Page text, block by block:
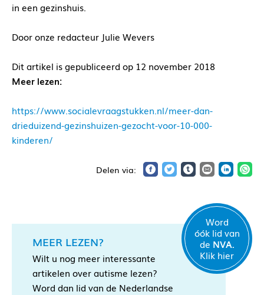
in een gezinshuis.
Door onze redacteur Julie Wevers
Dit artikel is gepubliceerd op 12 november 2018
Meer lezen:
https://www.socialevraagstukken.nl/meer-dan-
drieduizend-gezinshuizen-gezocht-voor-10-000-
kinderen/
MEER LEZEN?
Wilt u nog meer interessante
artikelen over autisme lezen?
Word dan lid van de Nederlandse
Word
óók lid van
de NVA.
Klik hier